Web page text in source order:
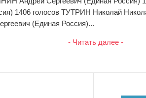
1406 голосов ТУТРИН Николай
(Единая Россия)...
- Читать далее -